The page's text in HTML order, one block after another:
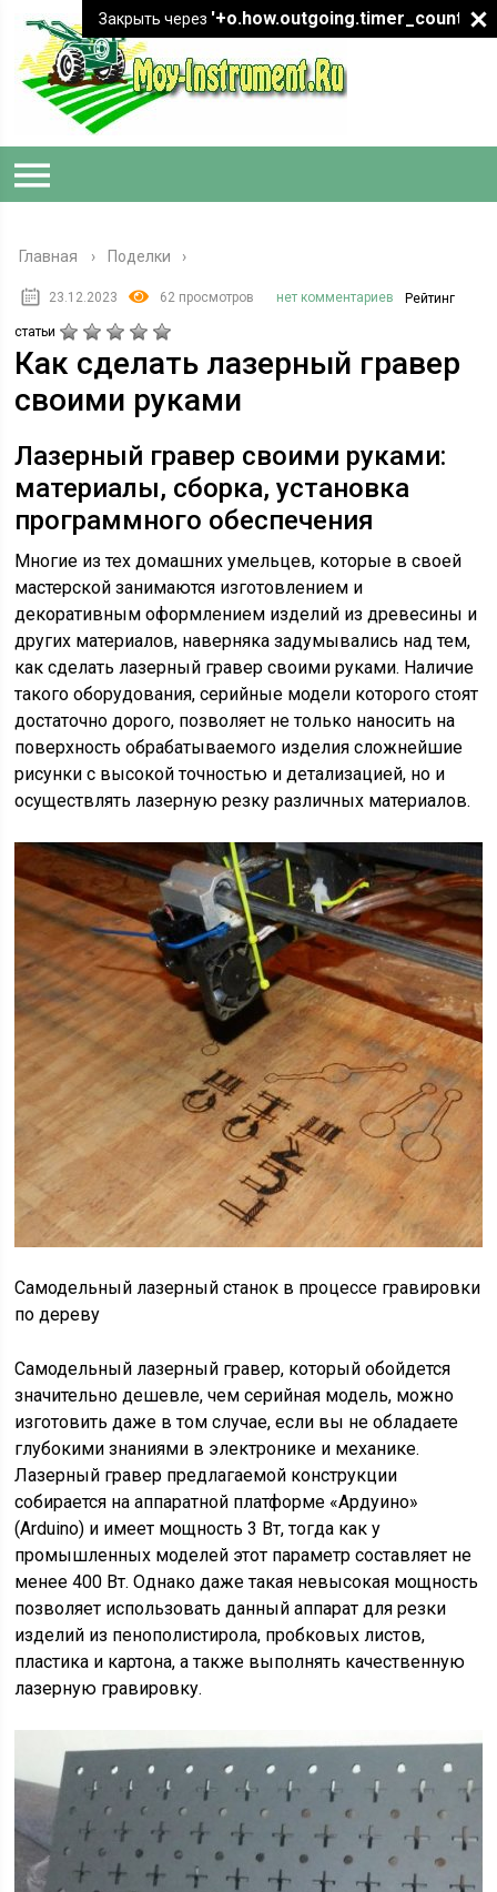
Главная › Поделки
23.12.2023 62 просмотров нет комментариев Рейтинг
статьи
Как сделать лазерный гравер
своими руками
Лазерный гравер своими руками:
материалы, сборка, установка
программного обеспечения
Многие из тех домашних умельцев, которые в своей
мастерской занимаются изготовлением и
декоративным оформлением изделий из древесины и
других материалов, наверняка задумывались над тем,
как сделать лазерный гравер своими руками. Наличие
такого оборудования, серийные модели которого стоят
достаточно дорого, позволяет не только наносить на
поверхность обрабатываемого изделия сложнейшие
рисунки с высокой точностью и детализацией, но и
осуществлять лазерную резку различных материалов.
Самодельный лазерный станок в процессе гравировки
по дереву
Самодельный лазерный гравер, который обойдется
значительно дешевле, чем серийная модель, можно
изготовить даже в том случае, если вы не обладаете
глубокими знаниями в электронике и механике.
Лазерный гравер предлагаемой конструкции
собирается на аппаратной платформе «Ардуино»
(Arduino) и имеет мощность 3 Вт, тогда как у
промышленных моделей этот параметр составляет не
менее 400 Вт. Однако даже такая невысокая мощность
позволяет использовать данный аппарат для резки
изделий из пенополистирола, пробковых листов,
пластика и картона, а также выполнять качественную
лазерную гравировку.
Закрыть через '+o.how.outgoing.timer_count+"